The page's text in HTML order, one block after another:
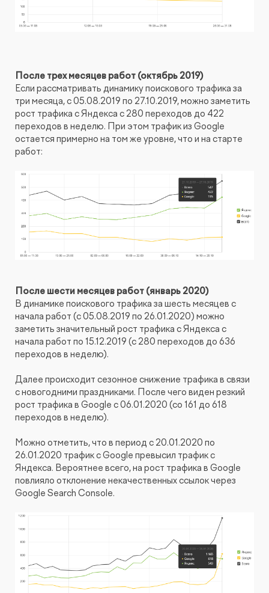
После трех месяцев работ (октябрь 2019)
Если рассматривать динамику поискового трафика за
три месяца, с 05.08.2019 по 27.10.2019, можно заметить
рост трафика с Яндекса с 280 переходов до 422
переходов в неделю. При этом трафик из Google
остается примерно на том же уровне, что и на старте
работ:
После шести месяцев работ (январь 2020)
В динамике поискового трафика за шесть месяцев с
начала работ (с 05.08.2019 по 26.01.2020) можно
заметить значительный рост трафика с Яндекса с
начала работ по 15.12.2019 (с 280 переходов до 636
переходов в неделю).
Далее происходит сезонное снижение трафика в связи
с новогодними праздниками. После чего виден резкий
рост трафика в Google с 06.01.2020 (со 161 до 618
переходов в неделю).
Можно отметить, что в период с 20.01.2020 по
26.01.2020 трафик с Google превысил трафик с
Яндекса. Вероятнее всего, на рост трафика в Google
повлияло отклонение некачественных ссылок через
Google Search Console.